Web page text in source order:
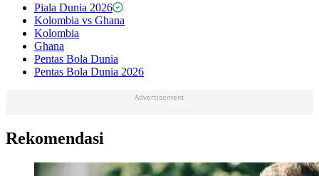
Piala Dunia 2026
Kolombia vs Ghana
Kolombia
Ghana
Pentas Bola Dunia
Pentas Bola Dunia 2026
Advertisement
Rekomendasi